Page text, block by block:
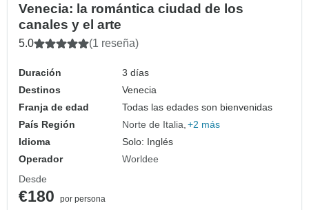
Venecia: la romántica ciudad de los
canales y el arte
5.0 (1 reseña)
Duración
3 días
Destinos
Venecia
Franja de edad
Todas las edades son bienvenidas
País Región
Norte de Italia +2 más
Idioma
Solo: Inglés
Operador
Worldee
Desde
€180
por persona